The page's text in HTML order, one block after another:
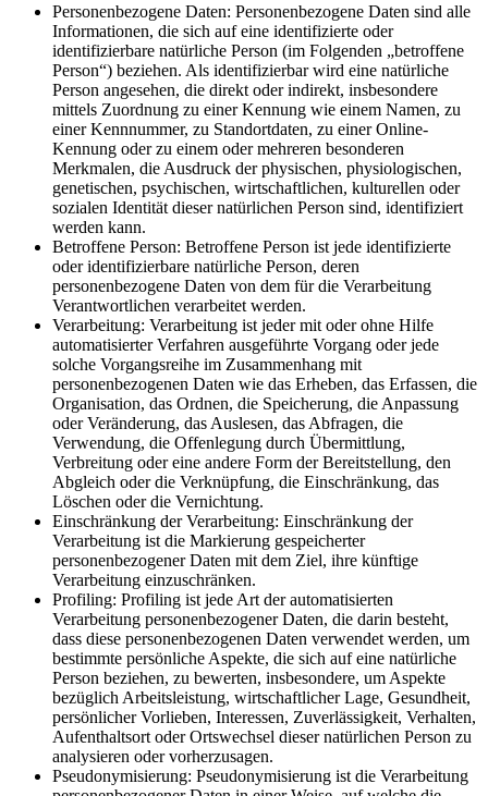
Personenbezogene Daten: Personenbezogene Daten sind alle
Informationen, die sich auf eine identifizierte oder
identifizierbare natürliche Person (im Folgenden „betroffene
Person“) beziehen. Als identifizierbar wird eine natürliche
Person angesehen, die direkt oder indirekt, insbesondere
mittels Zuordnung zu einer Kennung wie einem Namen, zu
einer Kennnummer, zu Standortdaten, zu einer Online-
Kennung oder zu einem oder mehreren besonderen
Merkmalen, die Ausdruck der physischen, physiologischen,
genetischen, psychischen, wirtschaftlichen, kulturellen oder
sozialen Identität dieser natürlichen Person sind, identifiziert
werden kann.
Betroffene Person: Betroffene Person ist jede identifizierte
oder identifizierbare natürliche Person, deren
personenbezogene Daten von dem für die Verarbeitung
Verantwortlichen verarbeitet werden.
Verarbeitung: Verarbeitung ist jeder mit oder ohne Hilfe
automatisierter Verfahren ausgeführte Vorgang oder jede
solche Vorgangsreihe im Zusammenhang mit
personenbezogenen Daten wie das Erheben, das Erfassen, die
Organisation, das Ordnen, die Speicherung, die Anpassung
oder Veränderung, das Auslesen, das Abfragen, die
Verwendung, die Offenlegung durch Übermittlung,
Verbreitung oder eine andere Form der Bereitstellung, den
Abgleich oder die Verknüpfung, die Einschränkung, das
Löschen oder die Vernichtung.
Einschränkung der Verarbeitung: Einschränkung der
Verarbeitung ist die Markierung gespeicherter
personenbezogener Daten mit dem Ziel, ihre künftige
Verarbeitung einzuschränken.
Profiling: Profiling ist jede Art der automatisierten
Verarbeitung personenbezogener Daten, die darin besteht,
dass diese personenbezogenen Daten verwendet werden, um
bestimmte persönliche Aspekte, die sich auf eine natürliche
Person beziehen, zu bewerten, insbesondere, um Aspekte
bezüglich Arbeitsleistung, wirtschaftlicher Lage, Gesundheit,
persönlicher Vorlieben, Interessen, Zuverlässigkeit, Verhalten,
Aufenthaltsort oder Ortswechsel dieser natürlichen Person zu
analysieren oder vorherzusagen.
Pseudonymisierung: Pseudonymisierung ist die Verarbeitung